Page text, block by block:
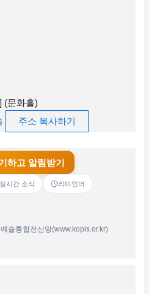
(문화홀)
주소 복사하기
하고 알림받기
실시간 소식 리마인더
술통합전산망(www.kopis.or.kr)